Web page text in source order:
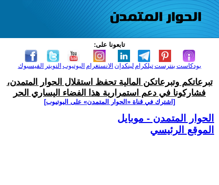
تابعونا على:
الفيسبوك التويتر اليوتيوب الانستغرام لينكدإن تيلكرامبنترست بودكاست
تبرعاتكم وتبرعاتكن المالية تحفظ استقلال الحوار المتمدن،
فشاركونا في دعم استمرارية هذا الفضاء اليساري الحر
[اشترك في قناة ‫«الحوار المتمدن» على اليوتيوب]
الحوار المتمدن - موبايل
الموقع الرئيسي